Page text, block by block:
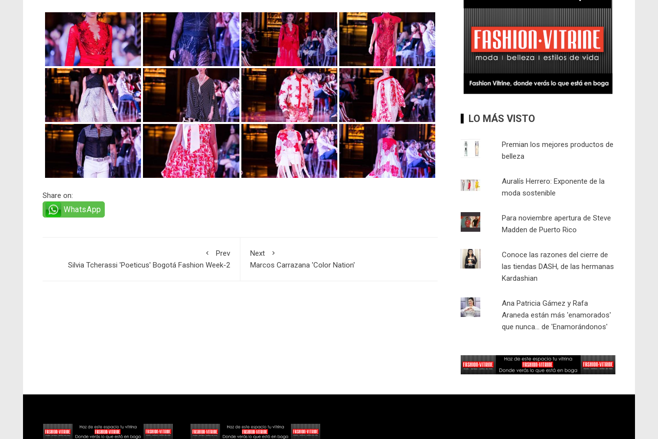
Share on:
WhatsApp
Prev
Silvia Tcherassi 'Poeticus' Bogotá Fashion Week-2
Next
Marcos Carrazana 'Color Nation'
LO MÁS VISTO
Premian los mejores productos de
belleza
Auralís Herrero: Exponente de la
moda sostenible
Para noviembre apertura de Steve
Madden de Puerto Rico
Conoce las razones del cierre de
las tiendas DASH, de las hermanas
Kardashian
Ana Patricia Gámez y Rafa
Araneda están más 'enamorados'
que nunca... de 'Enamorándonos'